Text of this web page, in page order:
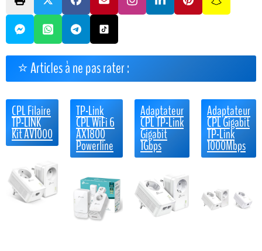
⭐ Articles à ne pas rater :
CPL Filaire
TP-LINK
Kit AV1000
TP-Link
CPL WiFi 6
AX1800
Powerline
Adaptateur
CPL TP-Link
Gigabit
1Gbps
Adaptateur
CPL Gigabit
TP-Link
1000Mbps